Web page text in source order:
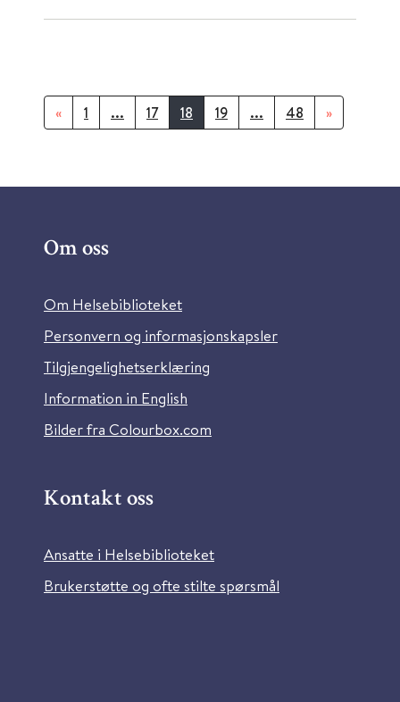
« 1 ... 17 18 19 ... 48 »
Om oss
Om Helsebiblioteket
Personvern og informasjonskapsler
Tilgjengelighetserklæring
Information in English
Bilder fra Colourbox.com
Kontakt oss
Ansatte i Helsebiblioteket
Brukerstøtte og ofte stilte spørsmål